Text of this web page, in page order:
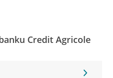
Credit Agricole